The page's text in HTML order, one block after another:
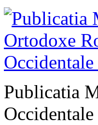
Publicatia